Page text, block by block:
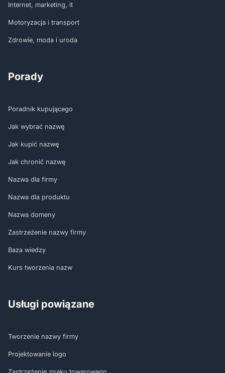
Internet, marketing, it
Motoryzacja i transport
Zdrowie, moda i uroda
Porady
Poradnik kupującego
Jak wybrać nazwę
Jak kupić nazwę
Jak chronić nazwę
Nazwa dla firmy
Nazwa dla produktu
Nazwa domeny
Zastrzeżenie nazwy firmy
Baza wiedzy
Kurs tworzenia nazw
Usługi powiązane
Tworzenie nazwy firmy
Projektowanie logo